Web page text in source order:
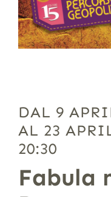
DAL 9
AL 23
20:30
Fabula